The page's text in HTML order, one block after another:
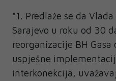
"1. Predlaže se da
Sarajevo u roku od 30
reorganizacije BH Gasa
uspješne
interkonekcija,